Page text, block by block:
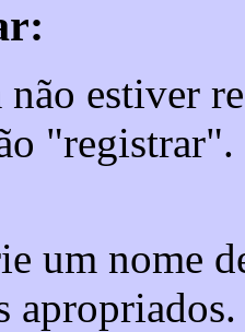
não estiver
um nome